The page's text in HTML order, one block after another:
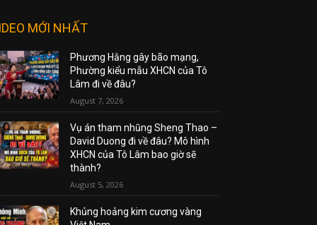
MỚI NHẤT
Phương Hằng gây bão mạng,
Phường kiểu mẫu XHCN của Tô
Lâm đi về đâu?
August 7, 2026
Vụ án tham nhũng Sheng Thao –
David Duong đi về đâu? Mô hình
XHCN của Tô Lâm bao giờ sẽ
thành?
August 5, 2026
Khủng hoảng kim cương vàng